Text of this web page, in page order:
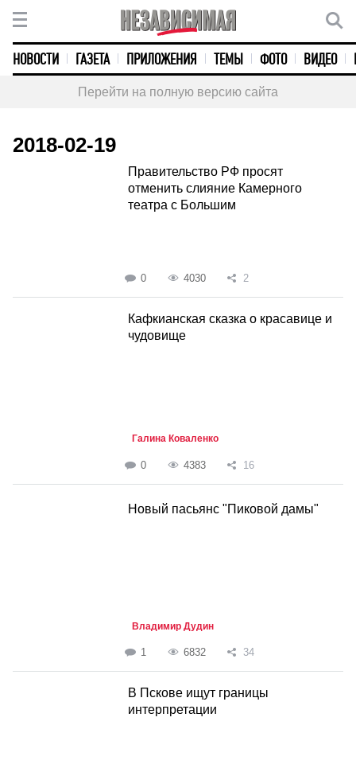
НОВОСТИ ГАЗЕТА ПРИЛОЖЕНИЯ ТЕМЫ ФОТО ВИДЕО
Перейти на полную версию сайта
2018-02-19
Правительство РФ просят
отменить слияние Камерного
театра с Большим
0 4030 2
Кафкианская сказка о красавице и
чудовище
Галина Коваленко
0 4383 16
Новый пасьянс "Пиковой дамы"
Владимир Дудин
1 6832 34
В Пскове ищут границы
интерпретации